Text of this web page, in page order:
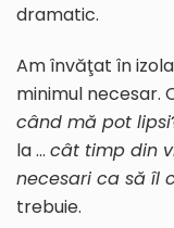
dramatic.
Am învăţat în
minimul necesar.
când mă pot lipsi
la … cât timp din
necesari ca să îl
trebuie.